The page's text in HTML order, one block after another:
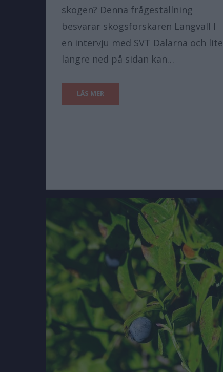
skogen? Denna frågeställning
besvarar skogsforskaren Langvall I
en intervju med SVT Dalarna och lite
längre ned på sidan kan…
LÄS MER